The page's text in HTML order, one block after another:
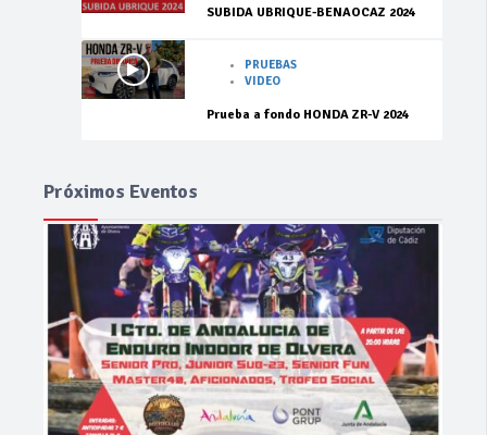
SUBIDA UBRIQUE-BENAOCAZ 2024
PRUEBAS
VIDEO
Prueba a fondo HONDA ZR-V 2024
Próximos Eventos